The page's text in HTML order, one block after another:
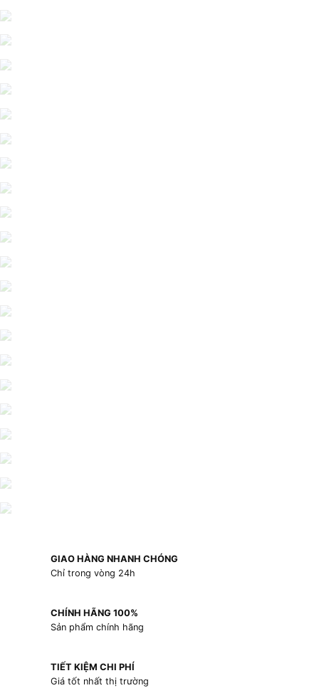
GIAO HÀNG NHANH CHÓNG
Chỉ trong vòng 24h
CHÍNH HÃNG 100%
Sản phẩm chính hãng
TIẾT KIỆM CHI PHÍ
Giá tốt nhất thị trường